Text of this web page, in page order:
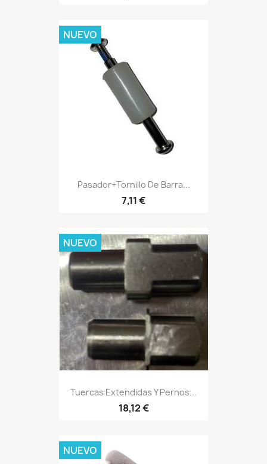
Pasador+Tornillo De Barra...
7,11 €
NUEVO
Tuercas Extendidas Y Pernos...
18,12 €
NUEVO
NUEVO